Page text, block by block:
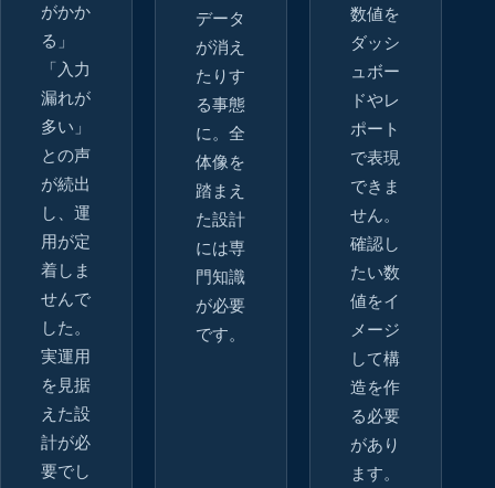
がかか
る」
「入力
漏れが
多い」
との声
が続出
し、運
用が定
着しま
せんで
した。
実運用
を見据
えた設
計が必
要でし
データ
が消え
たりす
る事態
に。全
体像を
踏まえ
た設計
には専
門知識
が必要
です。
数値を
ダッシ
ュボー
ドやレ
ポート
で表現
できま
せん。
確認し
たい数
値をイ
メージ
して構
造を作
る必要
があり
ます。